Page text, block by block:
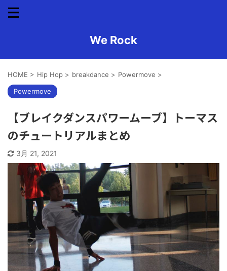
We Rock
HOME > Hip Hop > breakdance > Powermove >
Powermove
【ブレイクダンスパワームーブ】トーマス
のチュートリアルまとめ
3月 21, 2021